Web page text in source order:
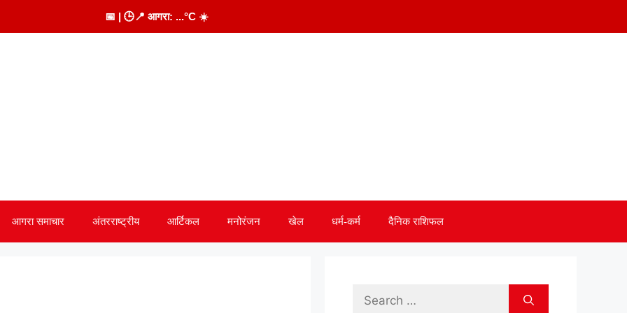
📅 | 🕒📍 आगरा: ...°C ☀️
आगरा समाचार अंतरराष्ट्रीय आर्टिकल मनोरंजन खेल धर्म-कर्म दैनिक राशिफल
Search